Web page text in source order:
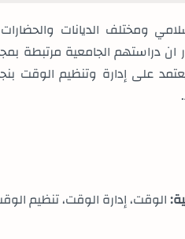
ومختلف الديانات
ان دراستهم الجامعية
على إدارة وتنظيم الوقت
.
الوقت، إدارة الوقت، تنظيم